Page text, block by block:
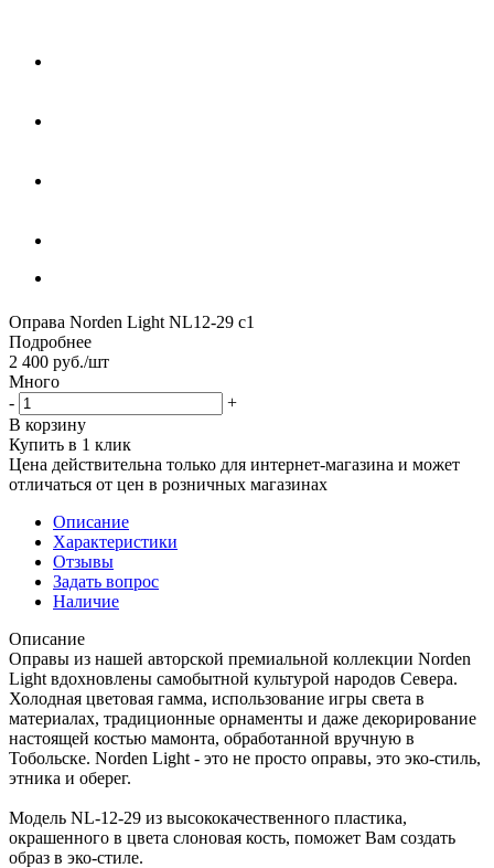
Оправа Norden Light NL12-29 с1
Подробнее
2 400 руб./шт
Много
-
+
В корзину
Купить в 1 клик
Цена действительна только для интернет-магазина и может
отличаться от цен в розничных магазинах
Описание
Характеристики
Отзывы
Задать вопрос
Наличие
Описание
Оправы из нашей авторской премиальной коллекции Norden
Light вдохновлены самобытной культурой народов Севера.
Холодная цветовая гамма, использование игры света в
материалах, традиционные орнаменты и даже декорирование
настоящей костью мамонта, обработанной вручную в
Тобольске. Norden Light - это не просто оправы, это эко-стиль,
этника и оберег.
Модель NL-12-29 из высококачественного пластика,
окрашенного в цвета слоновая кость, поможет Вам создать
образ в эко-стиле.